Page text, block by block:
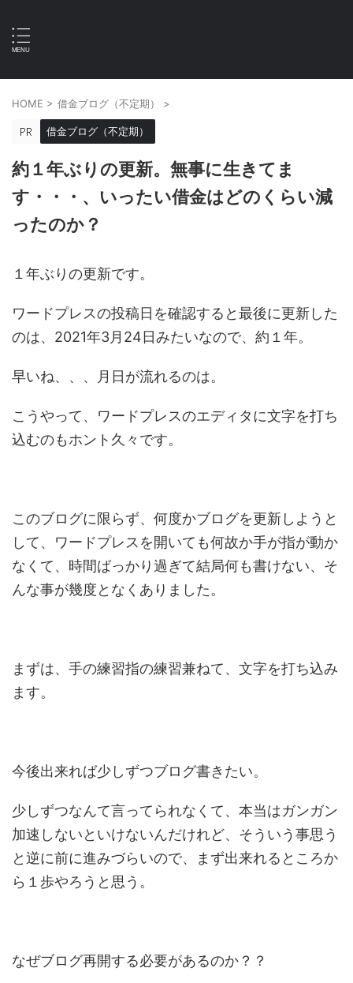
HOME > 借金ブログ（不定期） >
借金ブログ（不定期）
約１年ぶりの更新。無事に生きてま
す・・・、いったい借金はどのくらい減
ったのか？
１年ぶりの更新です。
ワードプレスの投稿日を確認すると最後に更新した
のは、2021年3月24日みたいなので、約１年。
早いね、、、月日が流れるのは。
こうやって、ワードプレスのエディタに文字を打ち
込むのもホント久々です。
このブログに限らず、何度かブログを更新しようと
して、ワードプレスを開いても何故か手が指が動か
なくて、時間ばっかり過ぎて結局何も書けない、そ
んな事が幾度となくありました。
まずは、手の練習指の練習兼ねて、文字を打ち込み
ます。
今後出来れば少しずつブログ書きたい。
少しずつなんて言ってられなくて、本当はガンガン
加速しないといけないんだけれど、そういう事思う
と逆に前に進みづらいので、まず出来れるところか
ら１歩やろうと思う。
なぜブログ再開する必要があるのか？？